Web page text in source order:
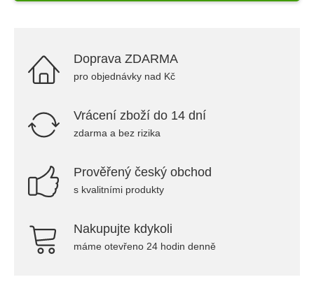
Doprava ZDARMA
pro objednávky nad Kč
Vrácení zboží do 14 dní
zdarma a bez rizika
Prověřený český obchod
s kvalitními produkty
Nakupujte kdykoli
máme otevřeno 24 hodin denně